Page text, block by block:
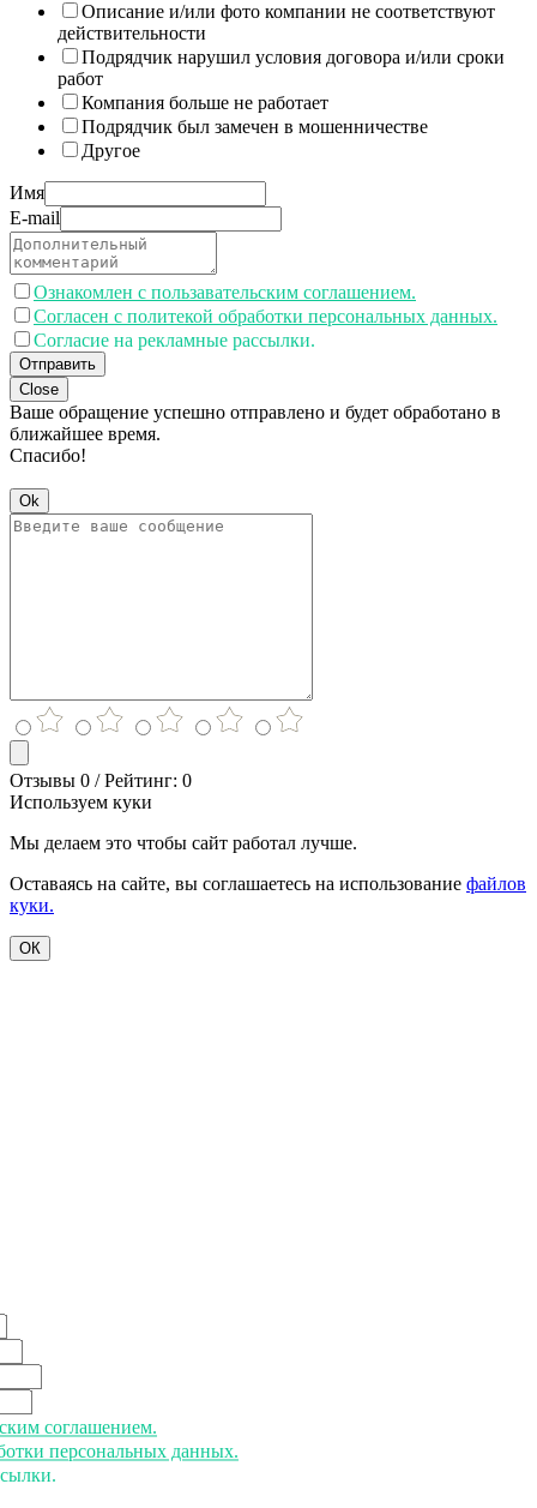
Описание и/или фото компании не соответствуют
действительности
Подрядчик нарушил условия договора и/или сроки
работ
Компания больше не работает
Подрядчик был замечен в мошенничестве
Другое
Имя
E-mail
Ознакомлен с пользавательским соглашением.
Согласен с политекой обработки персональных данных.
Согласие на рекламные рассылки.
Отправить
Close
Ваше обращение успешно отправлено и будет обработано в
ближайшее время.
Спасибо!
Ok
Отзывы 0 / Рейтинг: 0
Используем куки
Мы делаем это чтобы сайт работал лучше.
Оставаясь на сайте, вы соглашаетесь на использование файлов
куки.
ОК
соглашением.
персональных данных.